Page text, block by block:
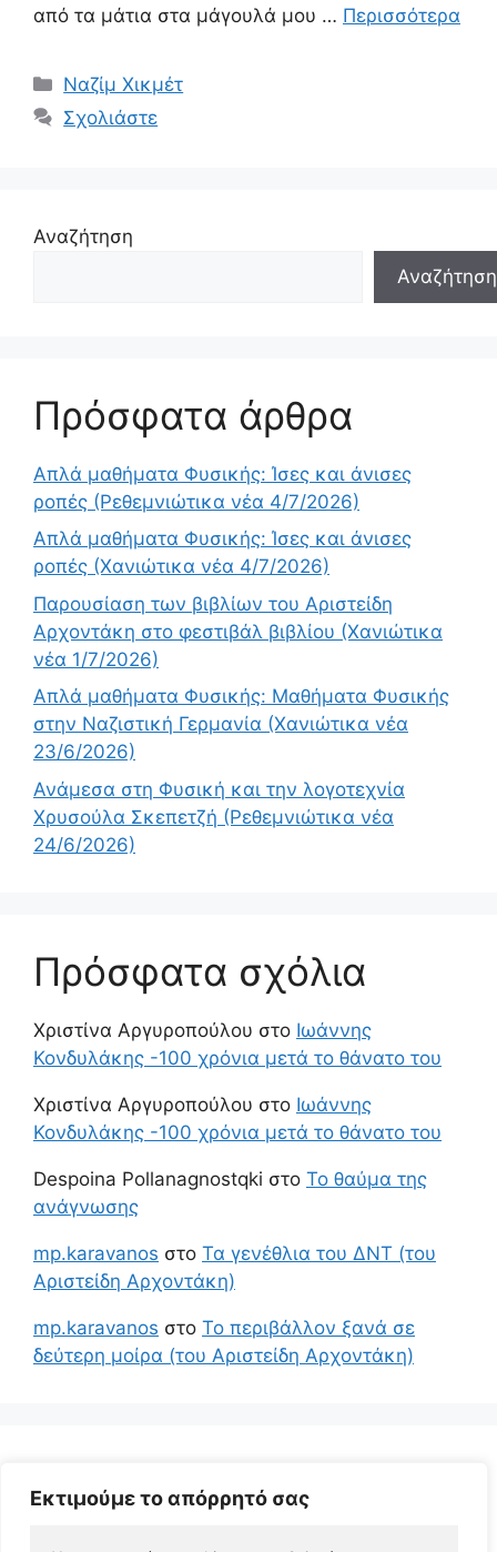
Εκτιμούμε το απόρρητό σας
από τα μάτια στα μάγουλά μου … Περισσότερα
Κατηγορίες
Ναζίμ Χικμέτ
Σχολιάστε
Αναζήτηση
Αναζήτηση
Πρόσφατα άρθρα
Απλά μαθήματα Φυσικής: Ίσες και άνισες
ροπές (Ρεθεμνιώτικα νέα 4/7/2026)
Απλά μαθήματα Φυσικής: Ίσες και άνισες
ροπές (Χανιώτικα νέα 4/7/2026)
Παρουσίαση των βιβλίων του Αριστείδη
Αρχοντάκη στο φεστιβάλ βιβλίου (Χανιώτικα
νέα 1/7/2026)
Απλά μαθήματα Φυσικής: Μαθήματα Φυσικής
στην Ναζιστική Γερμανία (Χανιώτικα νέα
23/6/2026)
Ανάμεσα στη Φυσική και την λογοτεχνία
Χρυσούλα Σκεπετζή (Ρεθεμνιώτικα νέα
24/6/2026)
Πρόσφατα σχόλια
Χριστίνα Αργυροπούλου στο Ιωάννης
Κονδυλάκης -100 χρόνια μετά το θάνατο του
Χριστίνα Αργυροπούλου στο Ιωάννης
Κονδυλάκης -100 χρόνια μετά το θάνατο του
Despoina Pollanagnostqki στο Το θαύμα της
ανάγνωσης
mp.karavanos στο Τα γενέθλια του ΔΝΤ (του
Αριστείδη Αρχοντάκη)
mp.karavanos στο Το περιβάλλον ξανά σε
δεύτερη μοίρα (του Αριστείδη Αρχοντάκη)